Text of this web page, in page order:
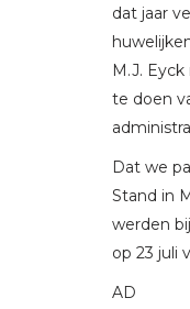
dat jaar
M.J.
te doen
Dat we
Stand in
werden
op 23 juli
AD